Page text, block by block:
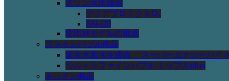
オゾン水生成器
アクアプロテクトO₃
SN-O3
富田林モデルの推進
ファインバブル商品
還元水素水生成器 「スーパーエナジーハイ
ウルトラファインバブル ミラブルplus
キッチン商品